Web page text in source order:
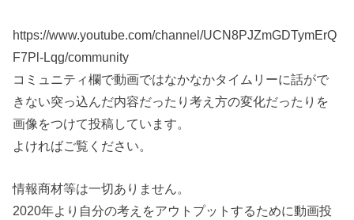
https://www.youtube.com/channel/UCN8PJZmGDTymErQ
F7Pl-Lqg/community
コミュニティ欄で動画ではなかなかタイムリーに話がで
きない突っ込んだ内容だったり考え方の変化だったりを
画像をつけて投稿しています。
よければご覧ください。
情報商材等は一切ありません。
2020年より自分の考えをアウトプットするために動画投